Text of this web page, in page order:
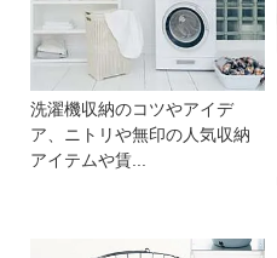
洗濯機収納のコツやアイデ
ア、ニトリや無印の人気収納
アイテムや賃...